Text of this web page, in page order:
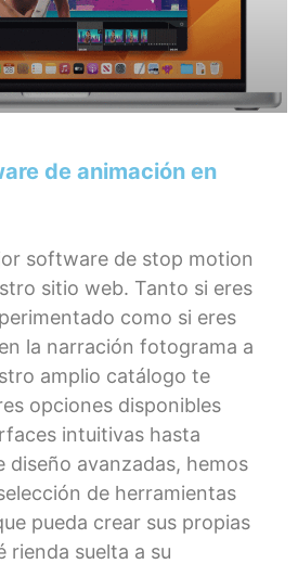
de animación en
software de stop motion
sitio web. Tanto si eres
como si eres
la narración fotograma a
amplio catálogo te
opciones disponibles
intuitivas hasta
diseño avanzadas, hemos
de herramientas
pueda crear sus propias
rienda suelta a su